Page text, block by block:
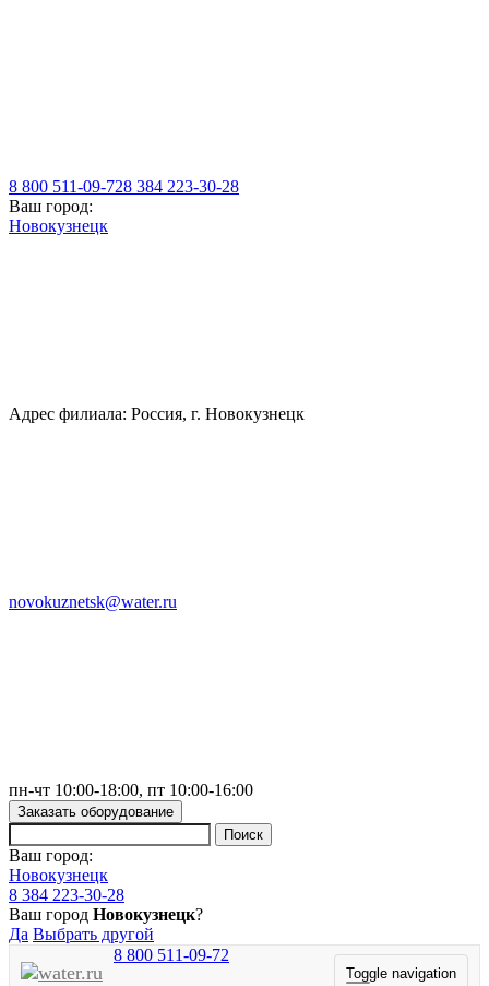
8 800 511-09-728 384 223-30-28
Ваш город:
Новокузнецк
Адрес филиала: Россия, г. Новокузнецк
novokuznetsk@water.ru
пн-чт 10:00-18:00, пт 10:00-16:00
Заказать оборудование
Ваш город:
Новокузнецк
8 384 223-30-28
Ваш город Новокузнецк?
Да Выбрать другой
Toggle navigation
8 800 511-09-72